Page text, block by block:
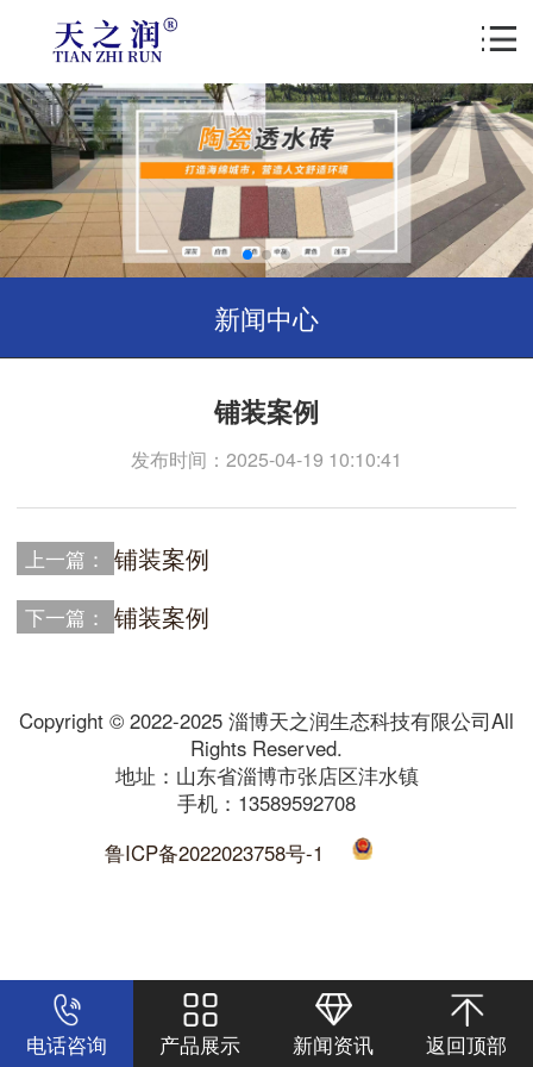
新闻中心
铺装案例
发布时间：2025-04-19 10:10:41
上一篇： 铺装案例
下一篇： 铺装案例
Copyright © 2022-2025 淄博天之润生态科技有限公司All
Rights Reserved.
地址：山东省淄博市张店区沣水镇
手机：13589592708
鲁ICP备2022023758号-1
电话咨询 产品展示 新闻资讯 返回顶部